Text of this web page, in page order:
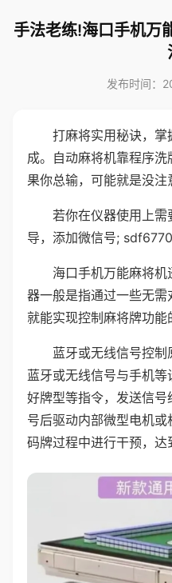
手法老练!海口手机万
发布时间：
打麻将实用秘诀，
成。自动麻将机靠程序
果你总输，可能就是没注
若你在仪器使用上
导，添加微信号; sdf6770
海口手机万能麻将
器一般是指通过一些无
就能实现控制麻将牌功能
蓝牙或无线信号控
蓝牙或无线信号与手机
好牌型等指令，发送信
号后驱动内部微型电机或
码牌过程中进行干预，达